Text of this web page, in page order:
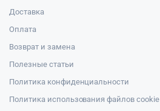
Доставка
Оплата
Возврат и замена
Полезные статьи
Политика конфиденциальности
Политика использования файлов cookie